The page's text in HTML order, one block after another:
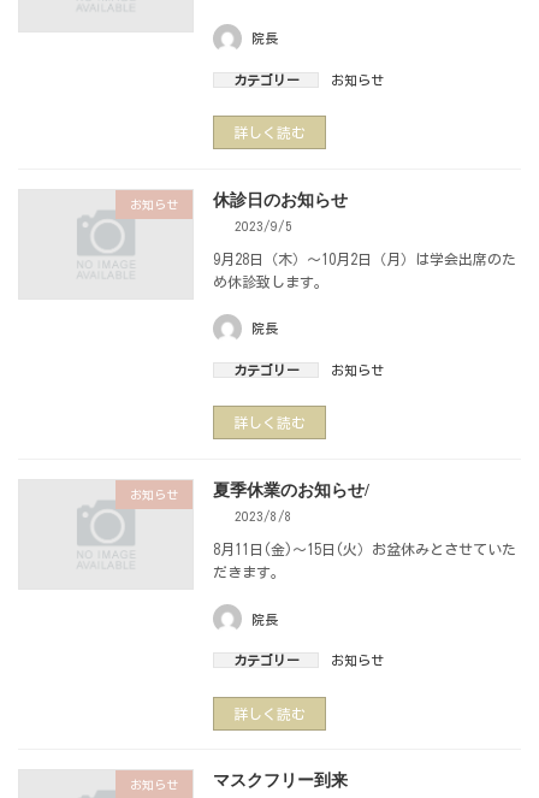
院長
カテゴリー お知らせ
詳しく読む
お知らせ 休診日のお知らせ
2023/9/5
9月28日（木）～10月2日（月）は学会出席のた
め休診致します。
院長
カテゴリー お知らせ
詳しく読む
お知らせ 夏季休業のお知らせ/
2023/8/8
8月11日(金)～15日(火）お盆休みとさせていた
だきます。
院長
カテゴリー お知らせ
詳しく読む
お知らせ マスクフリー到来